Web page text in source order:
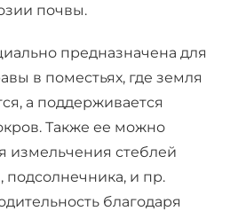
почвы.
предназначена для
в поместьях, где земля
а поддерживается
Также ее можно
измельчения стеблей
подсолнечника, и пр.
благодаря